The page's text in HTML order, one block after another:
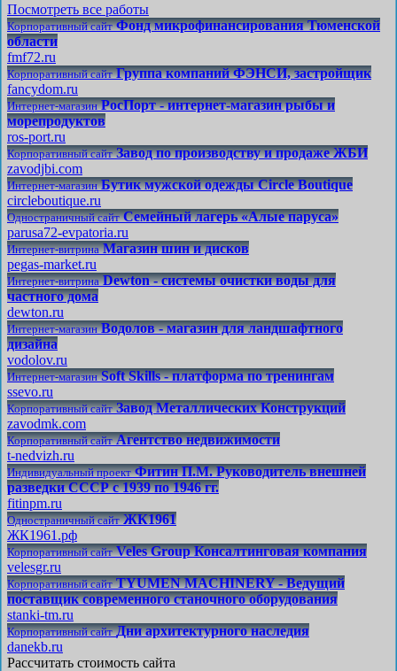
Посмотреть все работы
Корпоративный сайт Фонд микрофинансирования Тюменской
области
fmf72.ru
Корпоративный сайт Группа компаний ФЭНСИ, застройщик
fancydom.ru
Интернет-магазин РосПорт - интернет-магазин рыбы и
морепродуктов
ros-port.ru
Корпоративный сайт Завод по производству и продаже ЖБИ
zavodjbi.com
Интернет-магазин Бутик мужской одежды Circle Boutique
circleboutique.ru
Одностраничный сайт Семейный лагерь «Алые паруса»
parusa72-evpatoria.ru
Интернет-витрина Магазин шин и дисков
pegas-market.ru
Интернет-витрина Dewton - системы очистки воды для
частного дома
dewton.ru
Интернет-магазин Водолов - магазин для ландшафтного
дизайна
vodolov.ru
Интернет-магазин Soft Skills - платформа по тренингам
ssevo.ru
Корпоративный сайт Завод Металлических Конструкций
zavodmk.com
Корпоративный сайт Агентство недвижимости
t-nedvizh.ru
Индивидуальный проект Фитин П.М. Руководитель внешней
разведки СССР с 1939 по 1946 гг.
fitinpm.ru
Одностраничный сайт ЖК1961
ЖК1961.рф
Корпоративный сайт Veles Group Консалтинговая компания
velesgr.ru
Корпоративный сайт TYUMEN MACHINERY - Ведущий
поставщик современного станочного оборудования
stanki-tm.ru
Корпоративный сайт Дни архитектурного наследия
danekb.ru
Рассчитать стоимость сайта